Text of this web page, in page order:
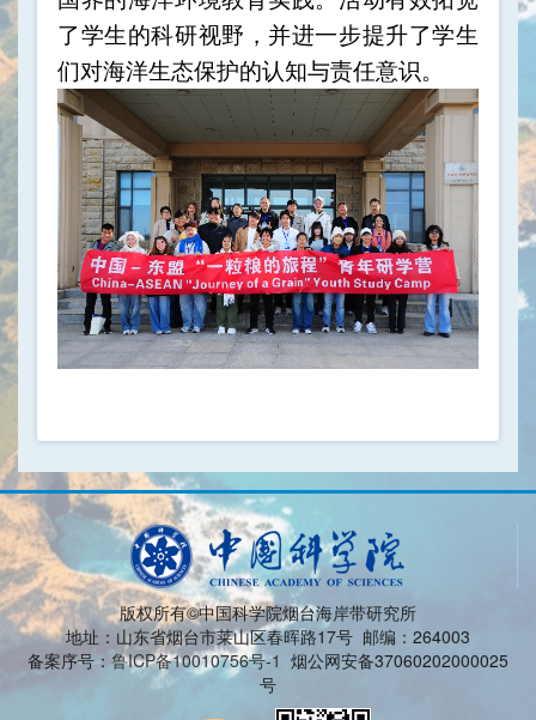
了学生的科研视野，并进一步提升了学生
们对海洋生态保护的认知与责任意识。
版权所有©中国科学院烟台海岸带研究所
地址：山东省烟台市莱山区春晖路17号 邮编：264003
备案序号： 鲁ICP备10010756号-1 烟公网安备37060202000025
号